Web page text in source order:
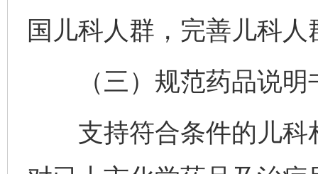
国儿科人群，完善儿科
（三）规范药品说明
支持符合条件的儿科